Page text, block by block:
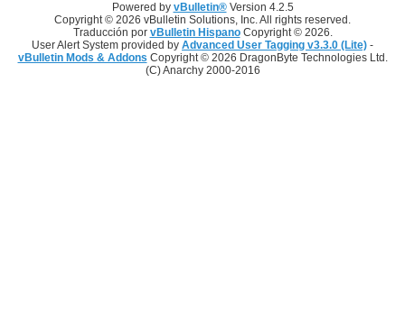
Powered by vBulletin®Version 4.2.5
Copyright © 2026 vBulletin Solutions, Inc. All rights reserved.
Traducción por vBulletin HispanoCopyright © 2026.
User Alert System provided by Advanced User Tagging v3.3.0 (Lite) -
vBulletin Mods & Addons Copyright © 2026 DragonByte Technologies Ltd.
(C) Anarchy 2000-2016